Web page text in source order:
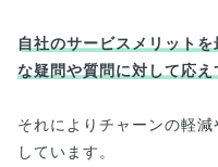
自社のサービスメリット
な疑問や質問に対して応え
それによりチャーンの軽
しています。